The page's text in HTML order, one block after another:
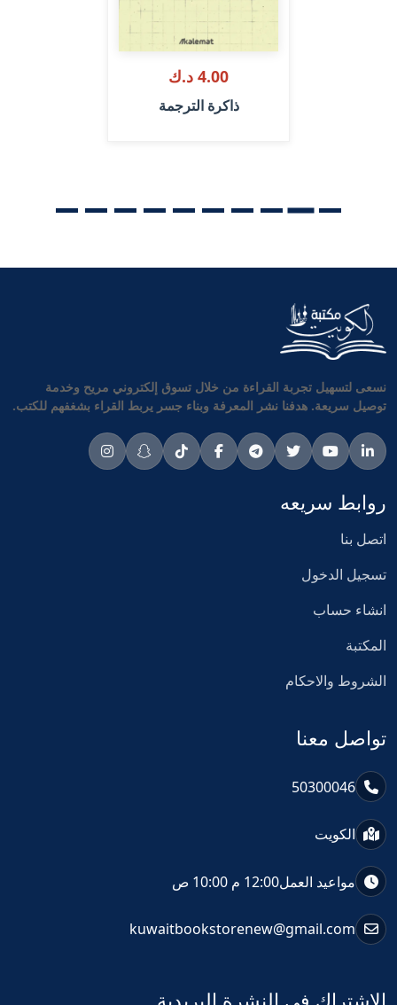
4.00 د.ك
ذاكرة الترجمة
نسعى لتسهيل تجربة القراءة من خلال تسوق إلكتروني مريح وخدمة
توصيل سريعة. هدفنا نشر المعرفة وبناء جسر يربط القراء بشغفهم للكتب.
روابط سريعه
اتصل بنا
تسجيل الدخول
انشاء حساب
المكتبة
الشروط والاحكام
تواصل معنا
50300046
الكويت
مواعيد العمل12:00 م 10:00 ص
kuwaitbookstorenew@gmail.com